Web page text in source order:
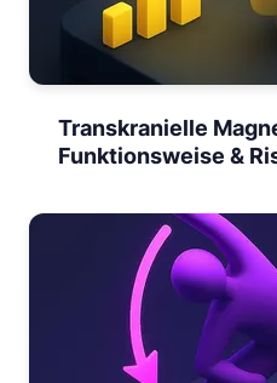
Transkranielle
Funktionsweise &